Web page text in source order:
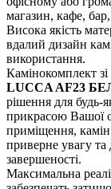
магазин, кафе,
Висока якість
вдалий дизайн
використання.
Камінокомплект
LUCCA AF23
рішення для будь-
прикрасою Вашої
приміщення,
приверне увагу та
завершеності.
Максимальна